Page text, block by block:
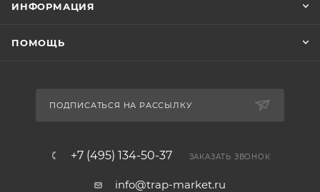
ИНФОРМАЦИЯ
ПОМОЩЬ
ПОДПИСАТЬСЯ НА РАССЫЛКУ
+7 (495) 134-50-37 ЗАКАЗАТЬ ЗВОНОК
info@trap-market.ru